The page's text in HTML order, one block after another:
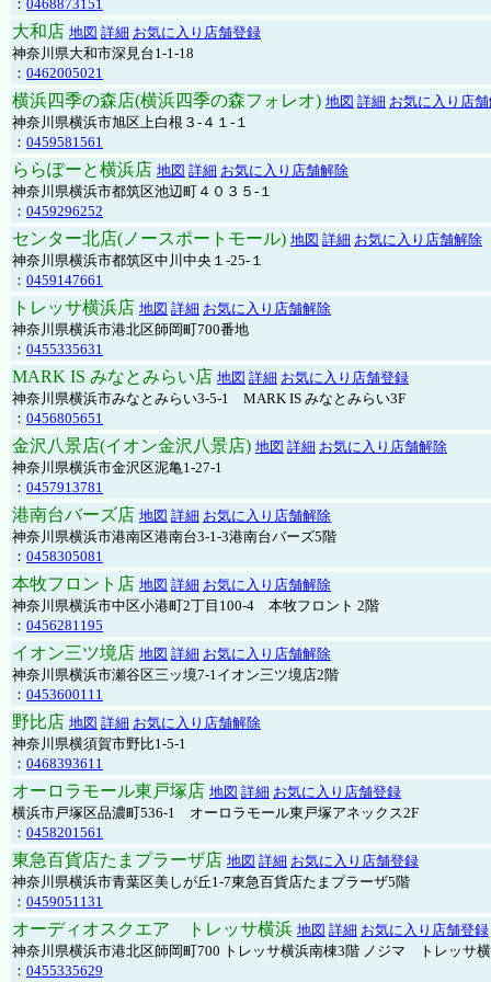
： 0468873151
大和店 地図 詳細 お気に入り店舗登録
神奈川県大和市深見台1-1-18
： 0462005021
横浜四季の森店(横浜四季の森フォレオ) 地図 詳細 お気に入り店
神奈川県横浜市旭区上白根３-４１-１
： 0459581561
ららぽーと横浜店 地図 詳細 お気に入り店舗解除
神奈川県横浜市都筑区池辺町４０３５-１
： 0459296252
センター北店(ノースポートモール) 地図 詳細 お気に入り店舗解除
神奈川県横浜市都筑区中川中央１-25-１
： 0459147661
トレッサ横浜店 地図 詳細 お気に入り店舗解除
神奈川県横浜市港北区師岡町700番地
： 0455335631
MARK IS みなとみらい店 地図 詳細 お気に入り店舗登録
神奈川県横浜市みなとみらい3-5-1 MARK IS みなとみらい3F
： 0456805651
金沢八景店(イオン金沢八景店) 地図 詳細 お気に入り店舗解除
神奈川県横浜市金沢区泥亀1-27-1
： 0457913781
港南台バーズ店 地図 詳細 お気に入り店舗解除
神奈川県横浜市港南区港南台3-1-3港南台バーズ5階
： 0458305081
本牧フロント店 地図 詳細 お気に入り店舗解除
神奈川県横浜市中区小港町2丁目100-4 本牧フロント 2階
： 0456281195
イオン三ツ境店 地図 詳細 お気に入り店舗解除
神奈川県横浜市瀬谷区三ッ境7-1イオン三ツ境店2階
： 0453600111
野比店 地図 詳細 お気に入り店舗解除
神奈川県横須賀市野比1-5-1
： 0468393611
オーロラモール東戸塚店 地図 詳細 お気に入り店舗登録
横浜市戸塚区品濃町536-1 オーロラモール東戸塚アネックス2F
： 0458201561
東急百貨店たまプラーザ店 地図 詳細 お気に入り店舗登録
神奈川県横浜市青葉区美しが丘1-7東急百貨店たまプラーザ5階
： 0459051131
オーディオスクエア トレッサ横浜 地図 詳細 お気に入り店舗登録
神奈川県横浜市港北区師岡町700 トレッサ横浜南棟3階 ノジマ トレッサ
： 0455335629